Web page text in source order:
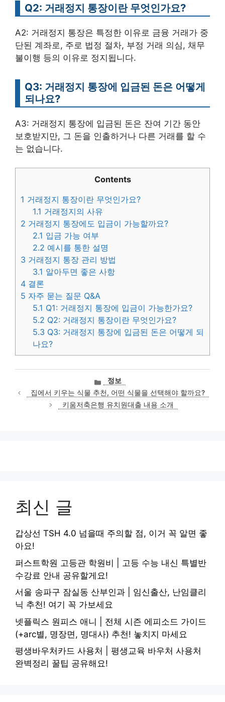
Q2: 거래정지 통장이란 무엇인가요?
A2: 거래정지 통장은 특정한 이유로 금융 거래가 중
단된 계좌로, 주로 법정 절차, 부정 거래 의심, 채무
불이행 등의 이유로 정지됩니다.
Q3: 거래정지 통장에 입금된 돈은 어떻게
되나요?
A3: 거래정지 통장에 입금된 돈은 잔여 기간 동안
보호받지만, 그 돈을 인출하거나 다른 거래를 할 수
는 없습니다.
Contents
1 거래정지 통장이란 무엇인가요?
1.1 거래정지의 사유
2 거래정지 통장에도 입금이 가능할까요?
2.1 입금 가능 여부
2.2 예시를 통한 설명
3 거래정지 통장 관리 방법
3.1 알아두면 좋은 사항
4 결론
5 자주 묻는 질문 Q&A
5.1 Q1: 거래정지 통장에 입금이 가능한가요?
5.2 Q2: 거래정지 통장이란 무엇인가요?
5.3 Q3: 거래정지 통장에 입금된 돈은 어떻게 되
나요?
카
테
고
리
정보
집에서 키우는 식물 추천, 어떤 식물을 선택해야 할까요?
키움저축은행 유치원대출 내용 소개
최신 글
갑상선 TSH 4.0 넘을때 주의할 점, 이거 꼭 알면 좋
아요!
퍼스트학원 고등관 학원비 | 고등 수능 내신 특별반
수강료 안내 공유할게요!
서울 송파구 잠실동 산부인과 | 임신출산, 난임클리
닉 추천! 여기 꼭 가보세요
넷플릭스 원피스 애니 | 전체 시즌 에피소드 가이드
(+arc별, 명장면, 명대사) 추천! 놓치지 마세요
평생바우처카드 사용처 | 평생교육 바우처 사용처
완벽정리 꿀팁 공유해요!